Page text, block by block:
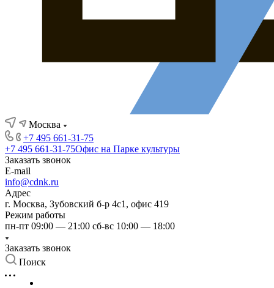
Москва
+7 495 661-31-75
+7 495 661-31-75Офис на Парке культуры
Заказать звонок
E-mail
info@cdnk.ru
Адрес
г. Москва, Зубовский б-р 4с1, офис 419
Режим работы
пн-пт 09:00 — 21:00 сб-вс 10:00 — 18:00
Заказать звонок
Поиск